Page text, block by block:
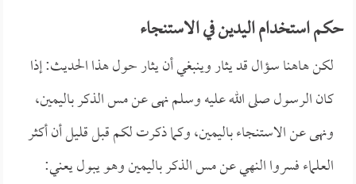
حكم استخدام اليدين في الاستنجاء
لكن هاهنا سؤال قد يثار وينبغي أن يثار حول هذا الحديث: إذا
كان الرسول صلى الله عليه وسلم نهى عن مس الذكر باليمين،
ونهى عن الاستنجاء باليمين، وكما ذكرت لكم قبل قليل أن أكثر
العلماء فسروا النهي عن مس الذكر باليمين وهو يبول يعني: